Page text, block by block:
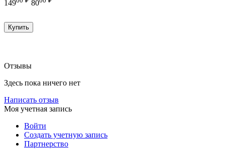
149
80
Купить
Отзывы
Здесь пока ничего нет
Написать отзыв
Моя учетная запись
Войти
Создать учетную запись
Партнерство